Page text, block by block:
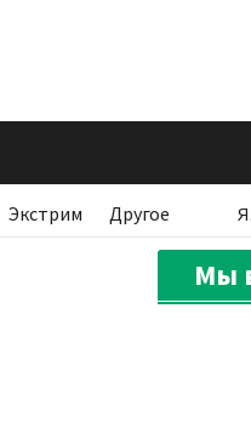
Экстрим Другое
Мы